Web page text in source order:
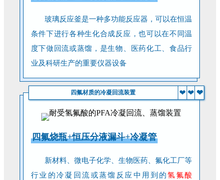
玻璃反应釜是一种多功能反应器，可以在恒温
条件下进行各种生化合成反应，也可以在不同温
度下做回流或蒸馏，是生物、医药化工、食品行
业及科研生产的重要仪器设备
四氟材质的冷凝回流装置 ❤ ❤ ❤
四氟烧瓶+恒压分液漏斗+冷凝管
新材料、微电子化学、生物医药、氟化工厂等
行业的冷凝回流或蒸馏反应中用到的氢氟酸